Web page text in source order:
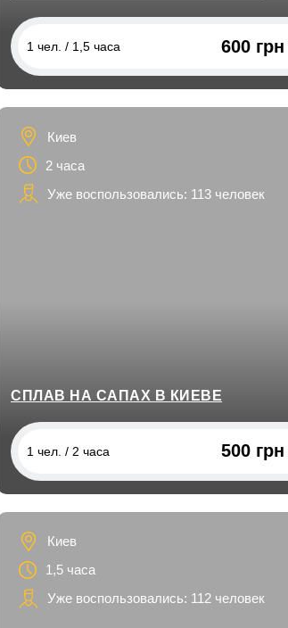
1 чел. / 1,5 часа 600 грн
2 чел. / 1,5 часа
Киев
2 часа
Уже воспользовались: 113 человек
СПЛАВ НА САПАХ В КИЕВЕ
1 чел. / 2 часа 500 грн
2 чел. / 2 часа
3 чел. / 2 часа
Киев
1,5 часа
Уже воспользовались: 112 человек